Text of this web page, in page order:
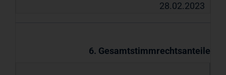
28.02.2023
6. Gesamtstimmrechtsanteile